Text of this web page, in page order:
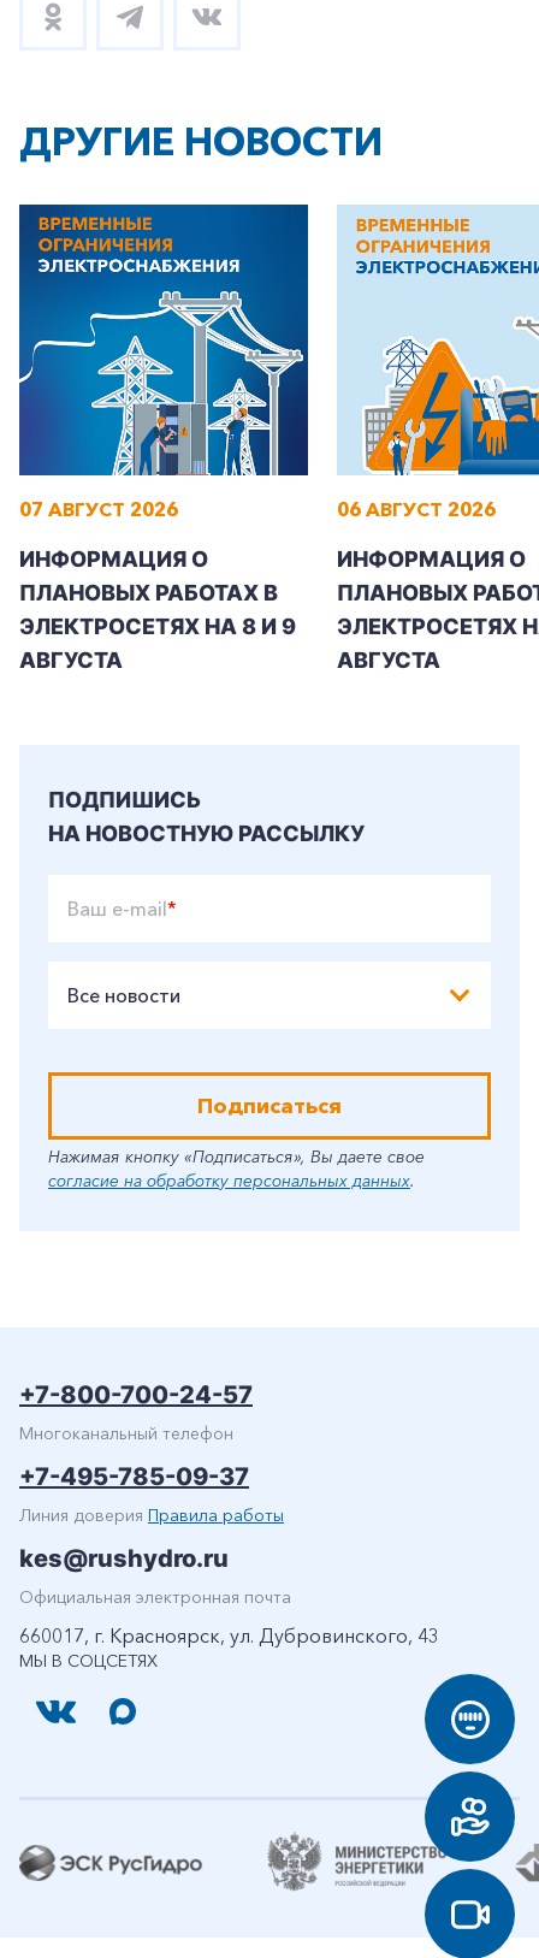
+7-800-700-24-57
Заказать обратный звонок
Частным клиентам
Корпоративным клиентам
ДРУГИЕ НОВОСТИ
07 АВГУСТ 2026
ИНФОРМАЦИЯ О
ПЛАНОВЫХ РАБОТАХ В
ЭЛЕКТРОСЕТЯХ НА 8 И 9
АВГУСТА
06 АВГУСТ 2026
ИНФОРМАЦИЯ О
ПЛАНОВЫХ
ЭЛЕКТРОСЕТЯХ
АВГУСТА
ПОДПИШИСЬ
НА НОВОСТНУЮ РАССЫЛКУ
Ваш e-mail*
Все новости
Подписаться
Нажимая кнопку «Подписаться», Вы даете свое
согласие на обработку персональных данных.
МЫ В СОЦСЕТЯХ
+7-800-700-24-57
Многоканальный телефон
+7-495-785-09-37
Линия доверия Правила работы
kes@rushydro.ru
Официальная электронная почта
660017, г. Красноярск, ул. Дубровинского, 43